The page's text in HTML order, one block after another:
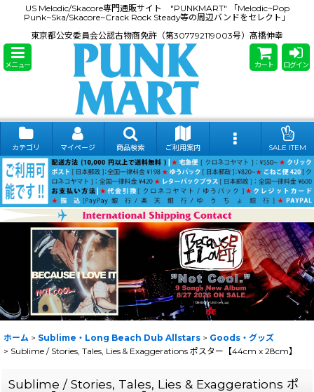
US Melodic/Skacore専門通販サイト "PUNKMART" 「Melodic~Pop
Punk~Ska/Skacore~Crack Rock Steady等の周辺バンドをセレクト」
東京都公安委員会公認古物商免許（第307792119003号）髙橋伸幸
メニュー カート ログイン
カテゴリ マイページ 商品検索 ご利用案内 SALE ITEM
ホーム > Sublime・Long Beach Dub Allstars > Goods・グッズ
> Sublime / Stories, Tales, Lies & Exaggerations ポスター【44cm x 28cm】
Sublime / Stories, Tales, Lies & Exaggerations ポ